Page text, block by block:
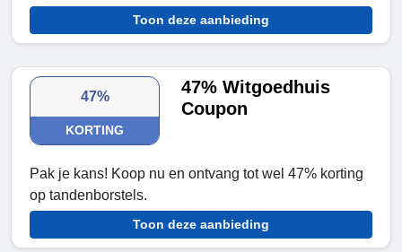
Toon deze aanbieding
47%
KORTING
47% Witgoedhuis
Coupon
Pak je kans! Koop nu en ontvang tot wel 47% korting
op tandenborstels.
Toon deze aanbieding